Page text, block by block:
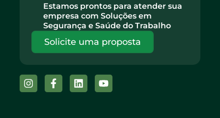
Estamos prontos para atender sua
empresa com Soluções em
Segurança e Saúde do Trabalho
Solicite uma proposta
InstagramFacebook-
f
LinkedinYoutube